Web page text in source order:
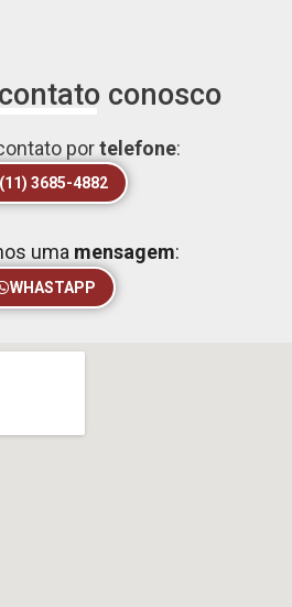
conosco
portelefone:
3685-4882
uma mensagem:
WHASTAPP